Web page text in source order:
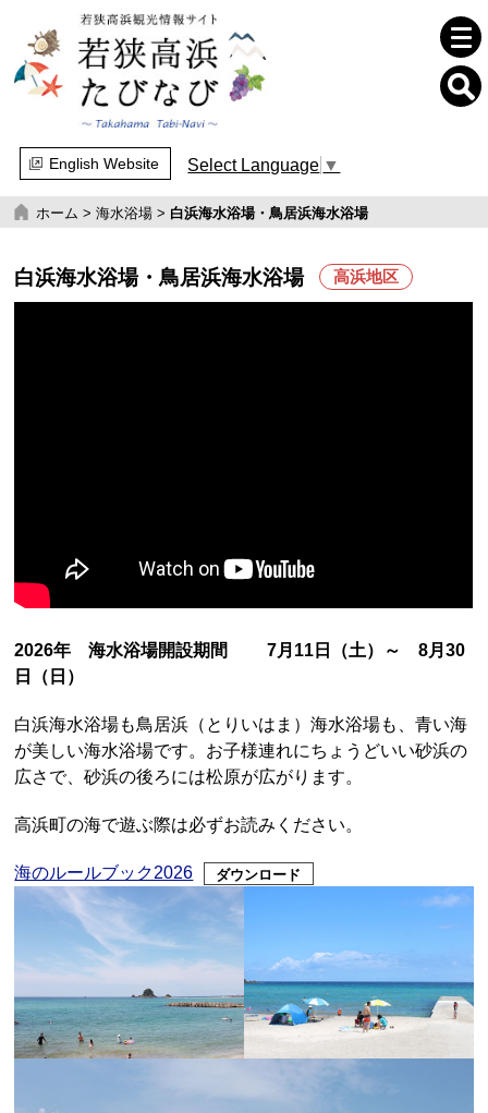
English Website Select Language ▼
ホーム >海水浴場 > 白浜海水浴場・鳥居浜海水浴場
白浜海水浴場・鳥居浜海水浴場 高浜地区
2026年 海水浴場開設期間 7月11日（土）～ 8月30
日（日）
白浜海水浴場も鳥居浜（とりいはま）海水浴場も、青い海
が美しい海水浴場です。お子様連れにちょうどいい砂浜の
広さで、砂浜の後ろには松原が広がります。
高浜町の海で遊ぶ際は必ずお読みください。
海のルールブック2026 ダウンロード